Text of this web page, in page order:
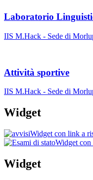
Laboratorio
IIS M.Hack - Sede di
Attività sportive
IIS M.Hack - Sede di
Widget
Widget con link a
Widget con
Widget